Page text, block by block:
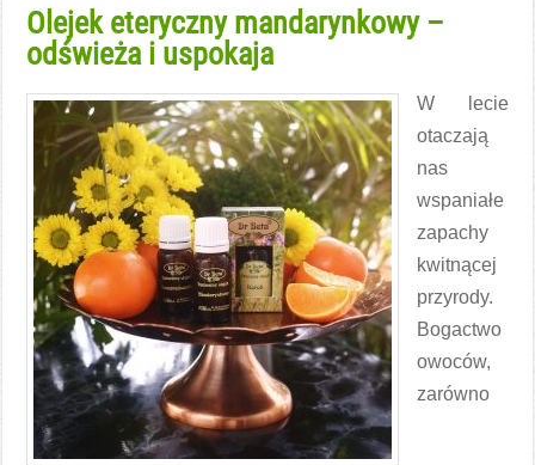
Olejek eteryczny mandarynkowy –
odświeża i uspokaja
W lecie
otaczają
nas
wspaniałe
zapachy
kwitnącej
przyrody.
Bogactwo
owoców,
zarówno